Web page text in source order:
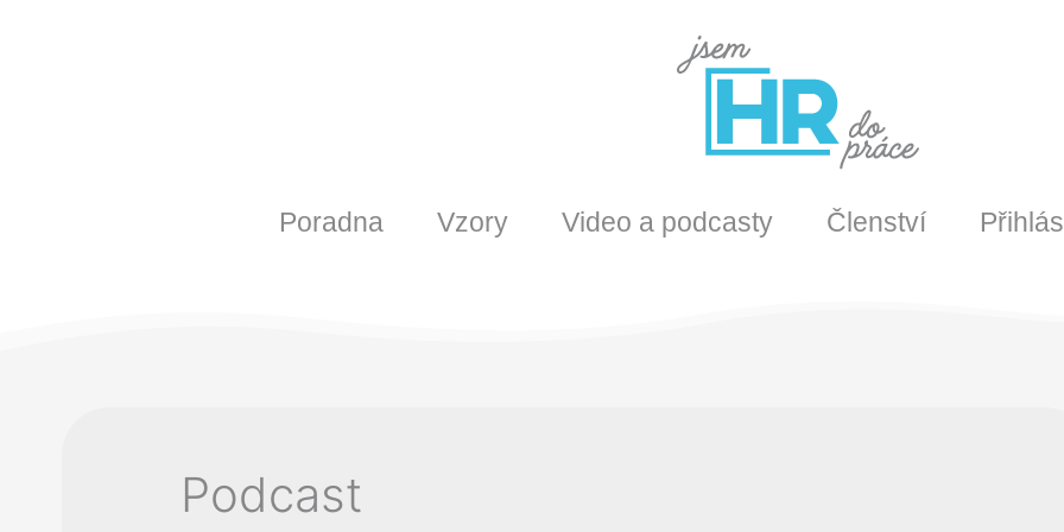
Poradna Vzory Video a podcasty Členství
Podcast